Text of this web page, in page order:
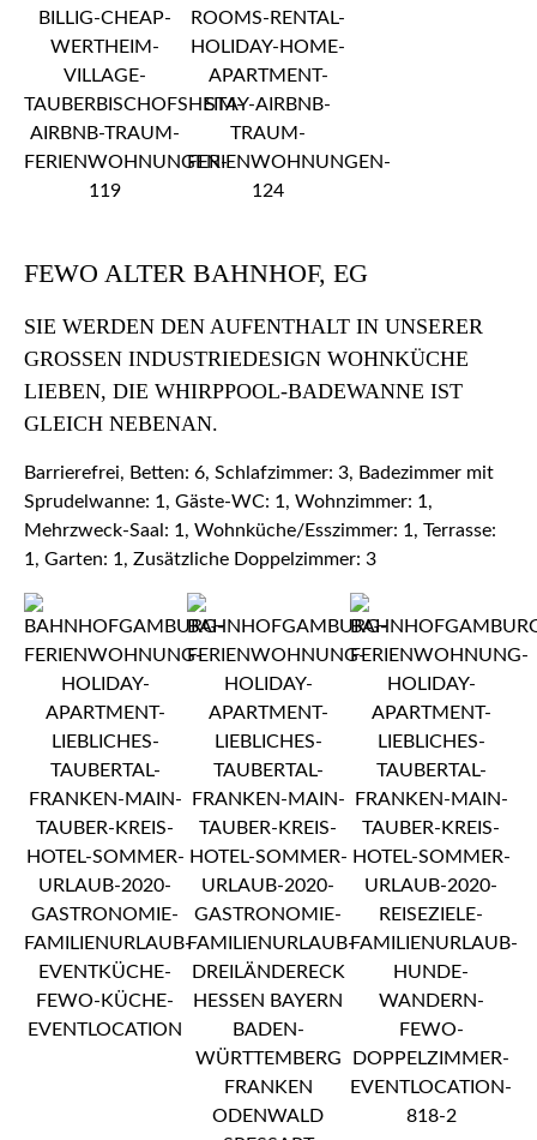
FEWO ALTER BAHNHOF, EG
SIE WERDEN DEN AUFENTHALT IN UNSERER
GROSSEN INDUSTRIEDESIGN WOHNKÜCHE L
IEBEN, DIE WHIRPPOOL-BADEWANNE IST G
LEICH NEBENAN.
Barrierefrei, Betten: 6, Schlafzimmer: 3, Badezimmer mit
Sprudelwanne: 1, Gäste-WC: 1, Wohnzimmer: 1,
Mehrzweck-Saal: 1, Wohnküche/Esszimmer: 1, Terrasse:
1, Garten: 1, Zusätzliche Doppelzimmer: 3